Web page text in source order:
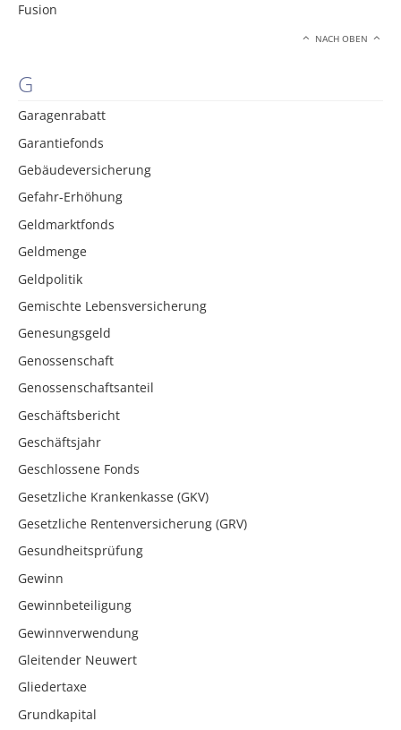
Fusion
NACH OBEN
G
Garagenrabatt
Garantiefonds
Gebäudeversicherung
Gefahr-Erhöhung
Geldmarktfonds
Geldmenge
Geldpolitik
Gemischte Lebensversicherung
Genesungsgeld
Genossenschaft
Genossenschaftsanteil
Geschäftsbericht
Geschäftsjahr
Geschlossene Fonds
Gesetzliche Krankenkasse (GKV)
Gesetzliche Rentenversicherung (GRV)
Gesundheitsprüfung
Gewinn
Gewinnbeteiligung
Gewinnverwendung
Gleitender Neuwert
Gliedertaxe
Grundkapital